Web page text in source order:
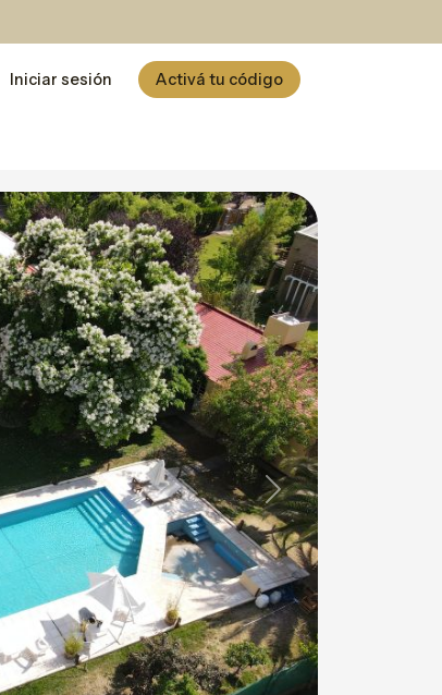
Iniciar sesión Activá tu código
Next